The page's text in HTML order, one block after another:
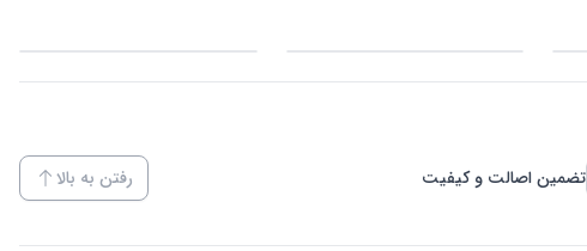
تضمین اصالت و کیفیت رفتن به بالا